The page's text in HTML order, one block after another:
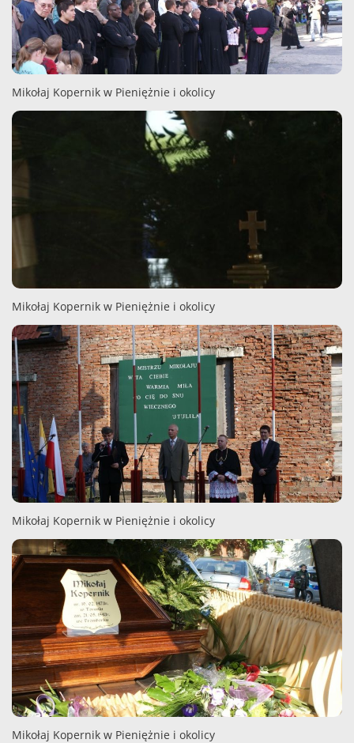
Mikołaj Kopernik w Pieniężnie i okolicy
Mikołaj Kopernik w Pieniężnie i okolicy
Mikołaj Kopernik w Pieniężnie i okolicy
Mikołaj Kopernik w Pieniężnie i okolicy